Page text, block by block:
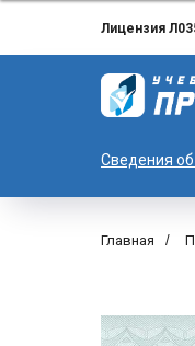
Лицензия
Сведения
Главная /